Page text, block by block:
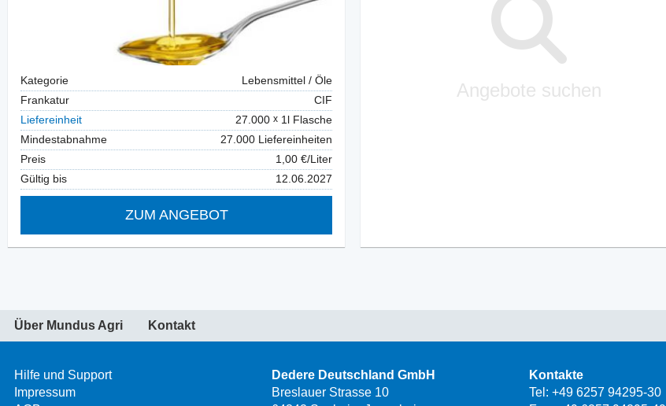
Kategorie
Lebensmittel / Öle
Frankatur
CIF
Liefereinheit
27.000
1l Flasche
Mindestabnahme
27.000 Liefereinheiten
Preis
1,00 €/Liter
Gültig bis
12.06.2027
ZUM ANGEBOT
Angebote suchen
Über Mundus Agri Kontakt
Hilfe und Support
Impressum
Dedere Deutschland GmbH
Breslauer Strasse 10
Kontakte
Tel: +49 6257 94295-30